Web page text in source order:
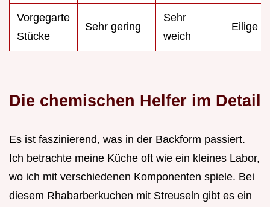
Vorgegarte
Stücke
Sehr gering
Sehr
weich
Eilige
Die chemischen Helfer im Detail
Es ist faszinierend, was in der Backform passiert.
Ich betrachte meine Küche oft wie ein kleines Labor,
wo ich mit verschiedenen Komponenten spiele. Bei
diesem Rhabarberkuchen mit Streuseln gibt es ein